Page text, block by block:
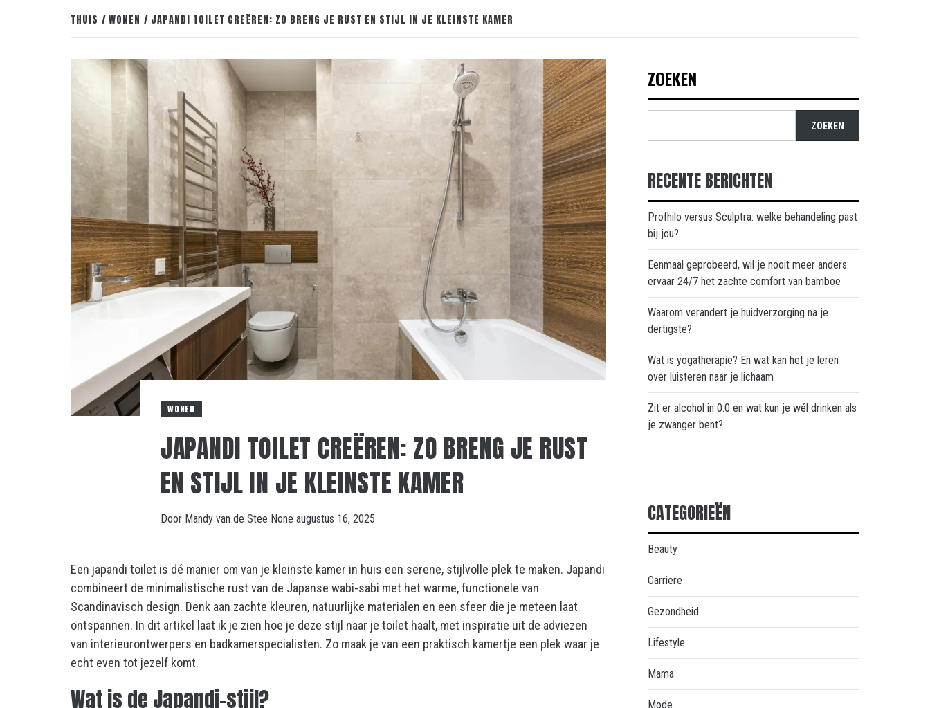
THUIS WONEN JAPANDI TOILET CREËREN: ZO BRENG JE RUST EN STIJL IN JE KLEINSTE KAMER
WONEN
JAPANDI TOILET CREËREN: ZO BRENG JE RUST
EN STIJL IN JE KLEINSTE KAMER
Door Mandy van de Stee None augustus 16, 2025
Een japandi toilet is dé manier om van je kleinste kamer in huis een serene, stijlvolle plek te maken. Japandi
combineert de minimalistische rust van de Japanse wabi-sabi met het warme, functionele van
Scandinavisch design. Denk aan zachte kleuren, natuurlijke materialen en een sfeer die je meteen laat
ontspannen. In dit artikel laat ik je zien hoe je deze stijl naar je toilet haalt, met inspiratie uit de adviezen
van interieurontwerpers en badkamerspecialisten. Zo maak je van een praktisch kamertje een plek waar je
echt even tot jezelf komt.
Wat is de Japandi-stijl?
ZOEKEN
ZOEKEN
RECENTE BERICHTEN
Profhilo versus Sculptra: welke behandeling past
bij jou?
Eenmaal geprobeerd, wil je nooit meer anders:
ervaar 24/7 het zachte comfort van bamboe
Waarom verandert je huidverzorging na je
dertigste?
Wat is yogatherapie? En wat kan het je leren
over luisteren naar je lichaam
Zit er alcohol in 0.0 en wat kun je wél drinken als
je zwanger bent?
CATEGORIEËN
Beauty
Carriere
Gezondheid
Lifestyle
Mama
Mode